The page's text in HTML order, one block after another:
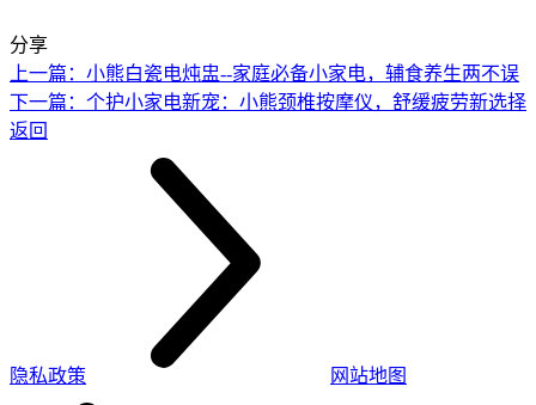
分享
上一篇：小熊白瓷电炖盅--家庭必备小家电，辅食养生两不误
下一篇：个护小家电新宠：小熊颈椎按摩仪，舒缓疲劳新选择
返回
隐私政策 网站地图